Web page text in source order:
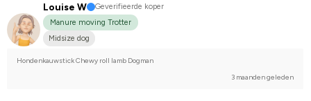
Louise W
Geverifieerde koper
Manure moving Trotter
Midsize dog
Hondenkauwstick Chewy roll lamb Dogman
3 maanden geleden